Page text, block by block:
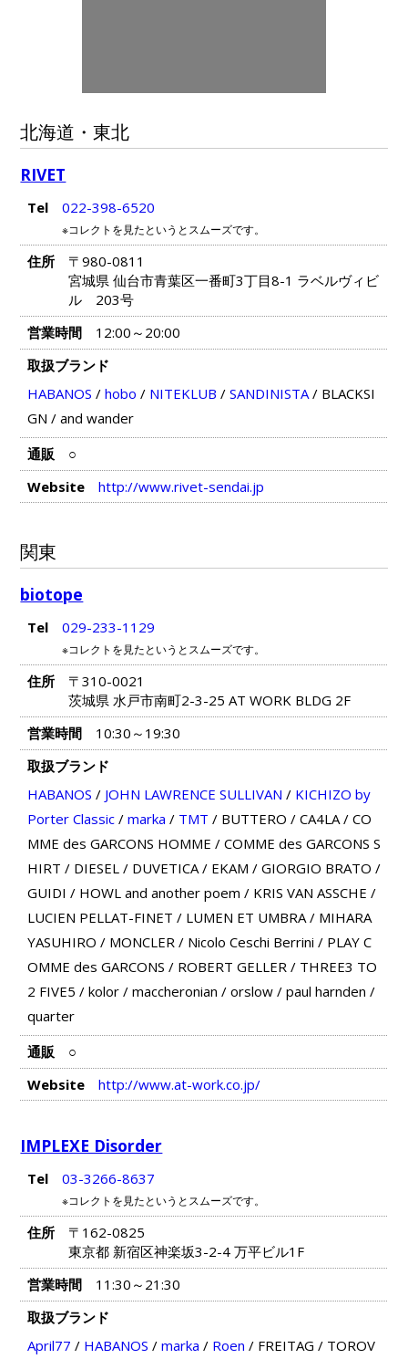
北海道・東北
RIVET
Tel 022-398-6520
※コレクトを見たというとスムーズです。
住所
〒980-0811
宮城県 仙台市青葉区一番町3丁目8-1 ラベルヴィビ
ル 203号
営業時間
12:00～20:00
取扱ブランド
HABANOS / hobo / NITEKLUB / SANDINISTA/ BLACKSI
GN / and wander
通販
○
Website
http://www.rivet-sendai.jp
関東
biotope
Tel 029-233-1129
※コレクトを見たというとスムーズです。
住所
〒310-0021
茨城県 水戸市南町2-3-25 AT WORK BLDG 2F
営業時間
10:30～19:30
取扱ブランド
HABANOS / JOHN LAWRENCE SULLIVAN / KICHIZO by
Porter Classic/ marka / TMT / BUTTERO / CA4LA/ CO
MME des GARCONS HOMME / COMME des GARCONS S
HIRT / DIESEL/ DUVETICA/ EKAM / GIORGIO BRATO /
GUIDI / HOWL and another poem / KRIS VAN ASSCHE /
LUCIEN PELLAT-FINET / LUMEN ET UMBRA/ MIHARA
YASUHIRO / MONCLER/ Nicolo Ceschi Berrini / PLAY C
OMME des GARCONS / ROBERT GELLER / THREE3 TO
2 FIVE5 / kolor/ maccheronian / orslow / paul harnden /
quarter
通販
○
Website
http://www.at-work.co.jp/
IMPLEXE Disorder
Tel 03-3266-8637
※コレクトを見たというとスムーズです。
住所
〒162-0825
東京都 新宿区神楽坂3-2-4 万平ビル1F
営業時間
11:30～21:30
取扱ブランド
April77 / HABANOS / marka / Roen / FREITAG / TOROV